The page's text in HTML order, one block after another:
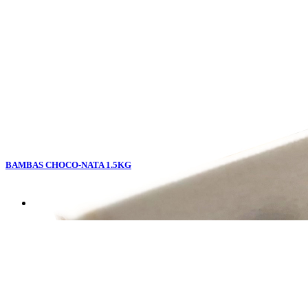
BAMBAS CHOCO-NATA 1.5KG